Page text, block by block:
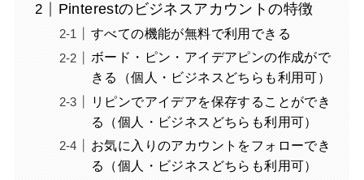
Pinterestのビジネスアカウントの特徴
すべての機能が無料で利用できる
ボード・ピン・アイデアピンの作成がで
きる（個人・ビジネスどちらも利用可）
リピンでアイデアを保存することができ
る（個人・ビジネスどちらも利用可）
お気に入りのアカウントをフォローでき
る（個人・ビジネスどちらも利用可）